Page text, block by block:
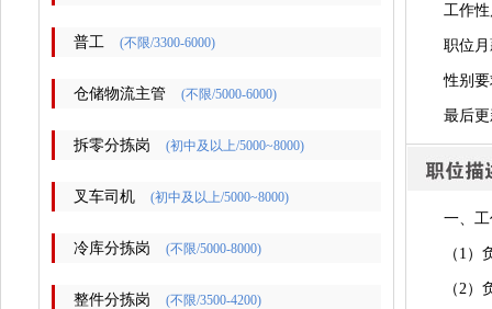
普工 (不限/3300-6000)
仓储物流主管 (不限/5000-6000)
拆零分拣岗 (初中及以上/5000~8000)
叉车司机 (初中及以上/5000~8000)
冷库分拣岗 (不限/5000-8000)
整件分拣岗 (不限/3500-4200)
工作
职位月
性别
最后
一、
（1）
（2